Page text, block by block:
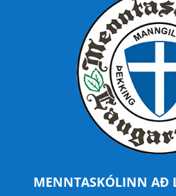
MENNTASKÓLINN AÐ